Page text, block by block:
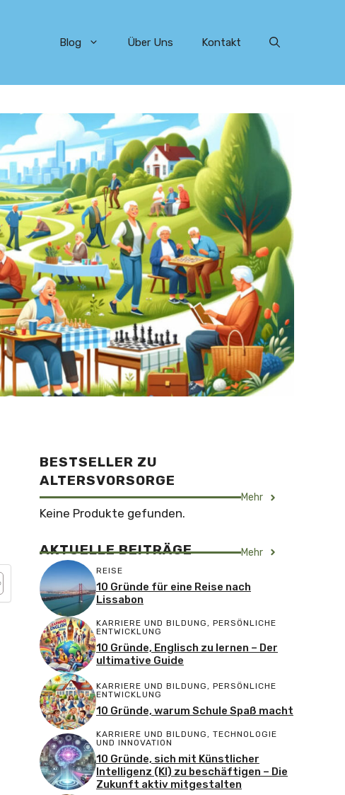
Blog Über Uns Kontakt
BESTSELLER ZU
ALTERSVORSORGE
Mehr
Keine Produkte gefunden.
AKTUELLE BEITRÄGE Mehr
REISE
10 Gründe für eine Reise nach
Lissabon
KARRIERE UND BILDUNG, PERSÖNLICHE
ENTWICKLUNG
10 Gründe, Englisch zu lernen – Der
ultimative Guide
KARRIERE UND BILDUNG, PERSÖNLICHE
ENTWICKLUNG
10 Gründe, warum Schule Spaß macht
KARRIERE UND BILDUNG , TECHNOLOGIE
UND INNOVATION
10 Gründe, sich mit Künstlicher
Intelligenz (KI) zu beschäftigen – Die
Zukunft aktiv mitgestalten